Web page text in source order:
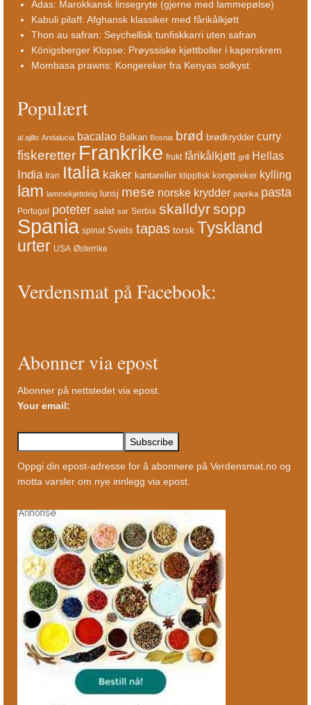
Adas: Marokkansk linsegryte (gjerne med lammepølse)
Kabuli pilaff: Afghansk klassiker med fårikålkjøtt
Thon au safran: Seychellisk tunfiskkarri uten safran
Königsberger Klopse: Prøyssiske kjøttboller i kaperskrem
Mombasa prawns: Kongereker fra Kenyas solkyst
Populært
al ajillo Andalucia bacalao Balkan Bosnia brød brødkrydder curry
fiskeretter Frankrike frukt fårikålkjøtt grill Hellas
India Iran Italia kaker kantareller klippfisk kongereker kylling
lam lammekjøttdeig lunsj mese norske krydder paprika pasta
Portugal poteter salat sar Serbia skalldyrsopp
Spania spinat Sveits tapas torsk Tyskland
urter USA Østerrike
Verdensmat på Facebook:
Abonner via epost
Abonner på nettstedet via epost.
Your email:
Oppgi din epost-adresse for å abonnere på Verdensmat.no og
motta varsler om nye innlegg via epost.